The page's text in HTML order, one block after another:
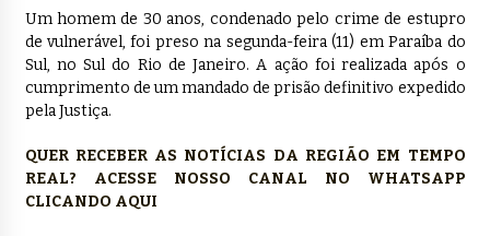
Um homem de 30 anos, condenado pelo crime de estupro
de vulnerável, foi preso na segunda-feira (11) em Paraíba do
Sul, no Sul do Rio de Janeiro. A ação foi realizada após o
cumprimento de um mandado de prisão definitivo expedido
pela Justiça.
QUER RECEBER AS NOTÍCIAS DA REGIÃO EM TEMPO
REAL? ACESSE NOSSO CANAL NO WHATSAPP
CLICANDO AQUI